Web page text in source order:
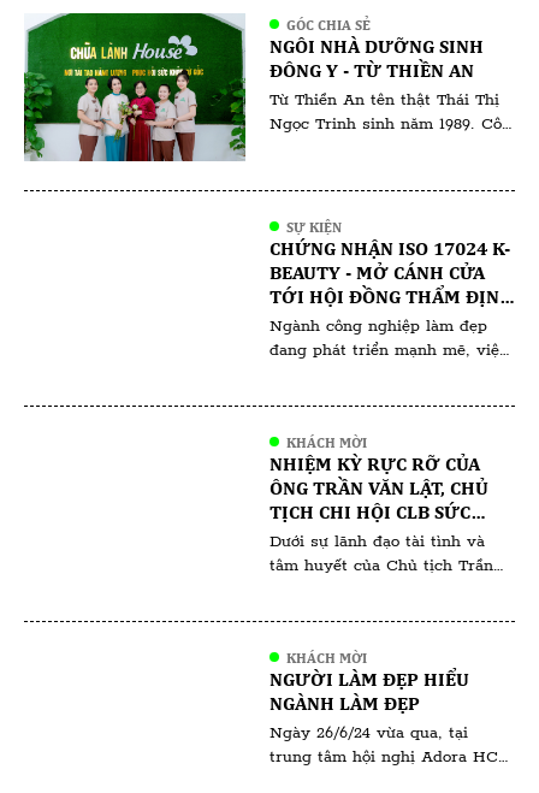
kinh doanh thời bây giờ làm
thật ăn thật thì ít mà chiêu trò
thu lợi về mình thì nhiều không
đếm xuể. Tất nhiên, đã […]
GÓC CHIA SẺ
NGÔI NHÀ DƯỠNG SINH
ĐÔNG Y - TỪ THIỀN AN
Từ Thiền An tên thật Thái Thị
Ngọc Trinh sinh năm 1989. Cô
cái tên gắn liền với sự bình yên
và sức khỏe. Với tấm lòng nhân
ái và sự kiên trì, cô đã và đang
tiếp tục hành […]
SỰ KIỆN
CHỨNG NHẬN ISO 17024 K-
BEAUTY - MỞ CÁNH CỬA
TỚI HỘI ĐỒNG THẨM ĐỊNH
VÀ HỘI ĐỒNG ĐÀO TẠO
Ngành công nghiệp làm đẹp
đang phát triển mạnh mẽ, việc
hội nghề nghiệp đáng giá. Một
trong những chứng nhận nổi
bật và được đánh giá cao hiện
nay là chúng nhận ISO 17024
[…]
KHÁCH MỜI
NHIỆM KỲ RỰC RỠ CỦA
ÔNG TRẦN VĂN LẬT, CHỦ
TỊCH CHI HỘI CLB SỨC
KHỎE SẮC ĐẸP VIỆT NAM
(VHBA) TRỰC THUỘC HỘI
Dưới sự lãnh đạo tài tình và
tâm huyết của Chủ tịch Trần
phần nâng cao sức khỏe và sắc
đẹp cho cộng đồng Việt Nam.
Chủ tịch Trần Văn Lật được
đánh giá cao bởi tầm […]
KHÁCH MỜI
NGƯỜI LÀM ĐẸP HIỂU
NGÀNH LÀM ĐẸP
Ngày 26/6/24 vừa qua, tại
trung tâm hội nghị Adora HCM